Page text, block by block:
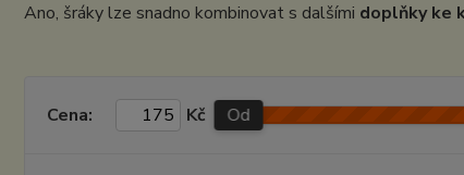
Ano, šráky lze snadno kombinovat s dalšími doplňky ke
Cena: Kč Od